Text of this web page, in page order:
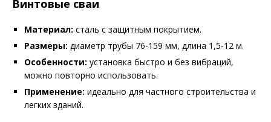
Винтовые сваи
Материал: сталь с защитным покрытием.
Размеры: диаметр трубы 76-159 мм, длина 1,5-12 м.
Особенности: установка быстро и без вибраций,
можно повторно использовать.
Применение: идеально для частного строительства и
легких зданий.